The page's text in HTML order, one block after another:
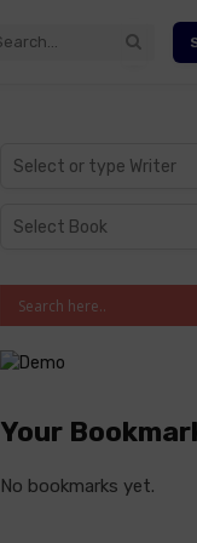
Your
No bookmarks yet.